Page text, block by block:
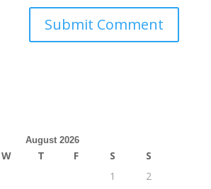
August 2026
W T F S
S
1
2